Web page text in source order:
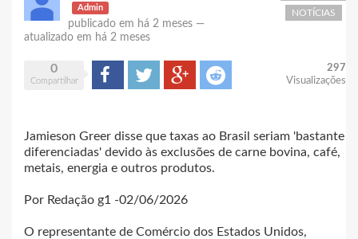
Admin
publicado em há 2 meses —
atualizado em há 2 meses
NOTÍCIAS
0
Compartilhar
Compartilhar
Tweet Google+ Reddit
297
Visualizações
Jamieson Greer disse que taxas ao Brasil seriam 'bastante
diferenciadas' devido às exclusões de carne bovina, café,
metais, energia e outros produtos.
Por Redação g1 -02/06/2026
O representante de Comércio dos Estados Unidos,